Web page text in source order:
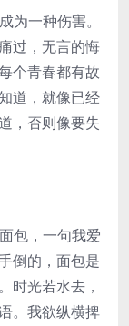
一种伤害。
过，无言的悔
个青春都有故
道，就像已经
，否则像要失
包，一句我爱
倒的，面包是
时光若水去，
。我欲纵横捭